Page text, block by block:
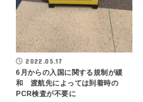
2022.05.17
6月からの入国に関する規制が緩
和 渡航先によっては到着時の
PCR検査が不要に